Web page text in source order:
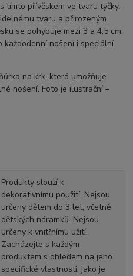
tímto přívěskem ve tvaru tyčky.
tvaru a přirozeným
se pohybuje mezi 3 a 4,5 cm,
každodenní nošení i speciální
na krk, která umožňuje
nošení. Foto je ilustrační –
Produkty slouží k
dekorativnímu použití. Nejsou
určeny dětem do 3 let, včetně
dětských náramků. Nejsou
určeny k vnitřnímu užití.
Zacházejte s každým
produktem s ohledem na jeho
specifické vlastnosti, jako je